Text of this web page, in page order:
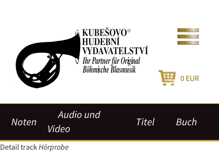
0 EUR
Noten
Audio und
Video
Titel Buch
Detail trackHörprobe